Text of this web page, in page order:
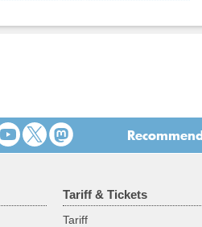
Tariff & Tickets
Tariff